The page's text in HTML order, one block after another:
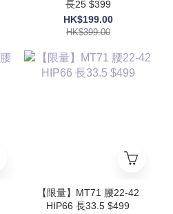
長25 $399
HK$199.00
HK$399.00
【限量】MT71 腰22-42
HIP66 長33.5 $499